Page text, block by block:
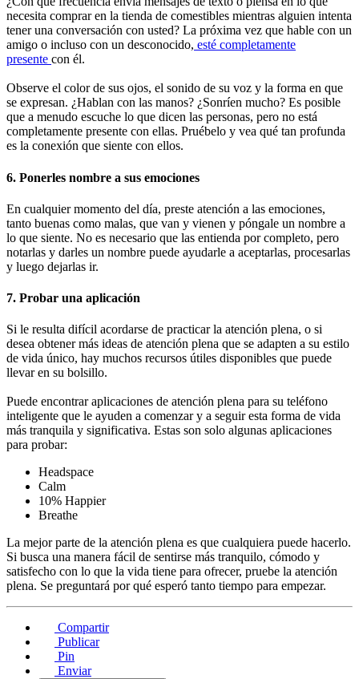
necesita comprar en la tienda de comestibles mientras alguien intenta
tener una conversación con usted? La próxima vez que hable con un
amigo o incluso con un desconocido, esté completamente
presente con él.
Observe el color de sus ojos, el sonido de su voz y la forma en que
se expresan. ¿Hablan con las manos? ¿Sonríen mucho? Es posible
que a menudo escuche lo que dicen las personas, pero no está
completamente presente con ellas. Pruébelo y vea qué tan profunda
es la conexión que siente con ellos.
6. Ponerles nombre a sus emociones
En cualquier momento del día, preste atención a las emociones,
tanto buenas como malas, que van y vienen y póngale un nombre a
lo que siente. No es necesario que las entienda por completo, pero
notarlas y darles un nombre puede ayudarle a aceptarlas, procesarlas
y luego dejarlas ir.
7. Probar una aplicación
Si le resulta difícil acordarse de practicar la atención plena, o si
desea obtener más ideas de atención plena que se adapten a su estilo
de vida único, hay muchos recursos útiles disponibles que puede
llevar en su bolsillo.
Puede encontrar aplicaciones de atención plena para su teléfono
inteligente que le ayuden a comenzar y a seguir esta forma de vida
más tranquila y significativa. Estas son solo algunas aplicaciones
para probar:
Headspace
Calm
10% Happier
Breathe
La mejor parte de la atención plena es que cualquiera puede hacerlo.
Si busca una manera fácil de sentirse más tranquilo, cómodo y
satisfecho con lo que la vida tiene para ofrecer, pruebe la atención
plena. Se preguntará por qué esperó tanto tiempo para empezar.
Compartir
Publicar
Pin
Enviar